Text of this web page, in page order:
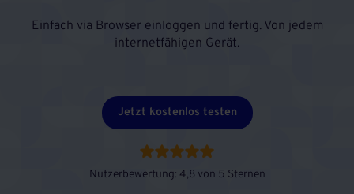
Einfach via Browser einloggen und fertig. Von jedem
internetfähigen Gerät.
Jetzt kostenlos testen
Nutzerbewertung: 4,8 von 5 Sternen